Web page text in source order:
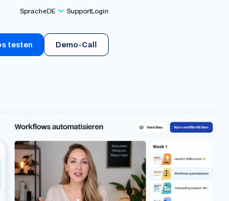
SpracheDE SupportLogin
testen Demo-Call